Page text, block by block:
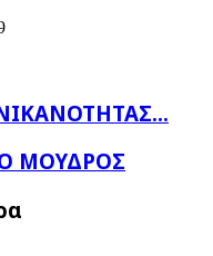
ΜΟΥΔΡΟΣ